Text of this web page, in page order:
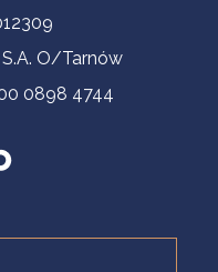
O/Tarnów
0898 4744